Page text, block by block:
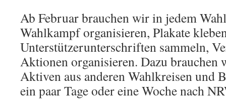
Ab Februar brauchen wir in jedem
Wahlkampf organisieren, Plakate
Unterstützerunterschriften sammeln,
Aktionen organisieren. Dazu brauchen
Aktiven aus anderen Wahlkreisen und
ein paar Tage oder eine Woche nach